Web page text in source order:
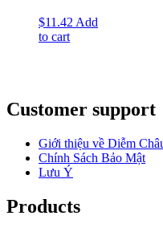
$11.42Add
to cart
Customer support
Giới thiệu về Diễm
Chính Sách Bảo Mật
Lưu Ý
Products